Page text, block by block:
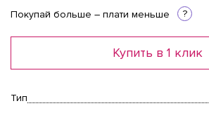
Покупай больше – плати меньше ?
Купить в 1 клик
Тип